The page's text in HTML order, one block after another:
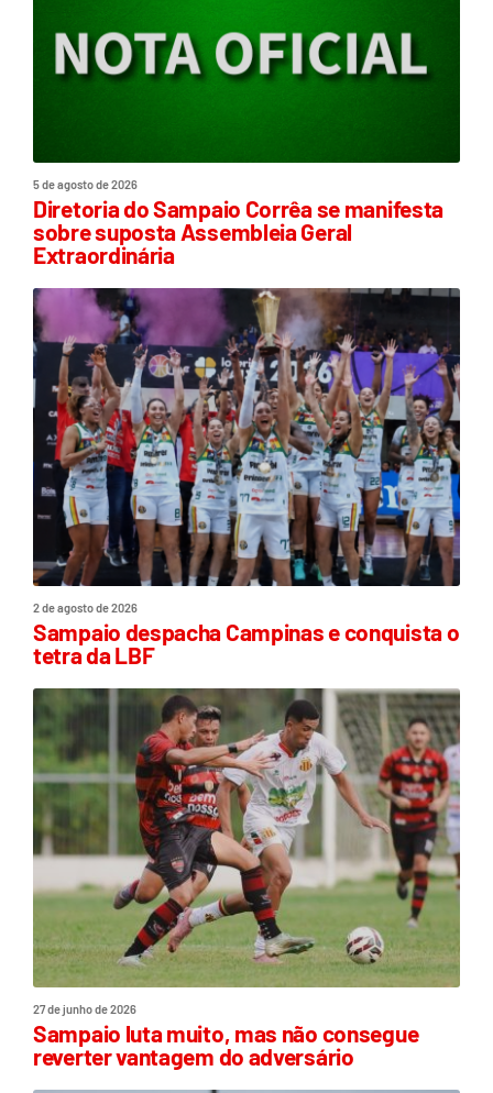
5 de agosto de 2026
Diretoria do Sampaio Corrêa se manifesta
sobre suposta Assembleia Geral
Extraordinária
2 de agosto de 2026
Sampaio despacha Campinas e conquista o
tetra da LBF
27 de junho de 2026
Sampaio luta muito, mas não consegue
reverter vantagem do adversário